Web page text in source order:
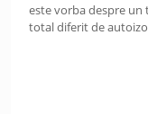
este vorba despre un
total diferit de